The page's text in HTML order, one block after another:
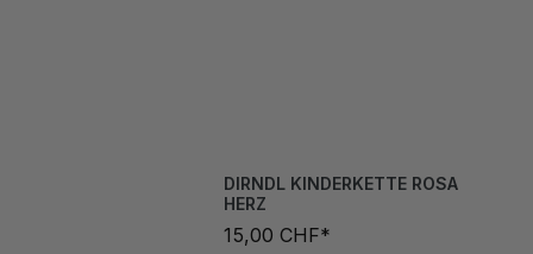
HERZ
15,00 CHF*